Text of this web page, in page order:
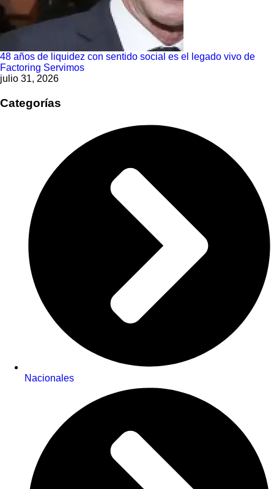
48 años de liquidez con sentido social es el legado vivo de
Factoring Servimos
julio 31, 2026
Categorías
Nacionales